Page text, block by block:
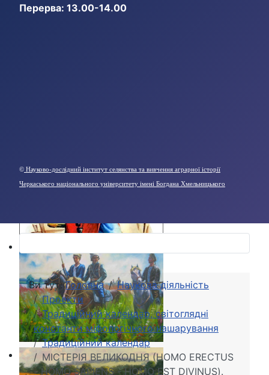
Ви тут:Головна
Наукова діяльність
Проекти
Традиційний календар, світоглядні
константи міфологічного нашарування
Традиційний календар
МІСТЕРІЯ ВЕЛИКОДНЯ (HOMO ERECTUS
- HOMO SAPIENS - HOMO EST DIVINUS).
Перерва: 13.00-14.00
© Науково-дослідний інститут селянства та вивчення аграрної історії
Черкаського національного університету імені Богдана Хмельницького